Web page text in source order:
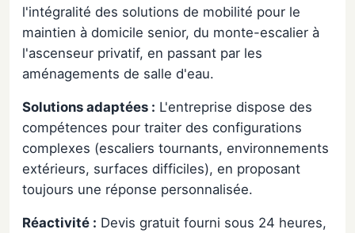
l'intégralité des solutions de mobilité pour le
maintien à domicile senior, du monte-escalier à
l'ascenseur privatif, en passant par les
aménagements de salle d'eau.
Solutions adaptées : L'entreprise dispose des
compétences pour traiter des configurations
complexes (escaliers tournants, environnements
extérieurs, surfaces difficiles), en proposant
toujours une réponse personnalisée.
Réactivité : Devis gratuit fourni sous 24 heures,